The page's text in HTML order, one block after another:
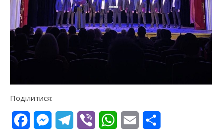
Поділитися:
FacebookMessengerTelegram
Viber WhatsApp
Email